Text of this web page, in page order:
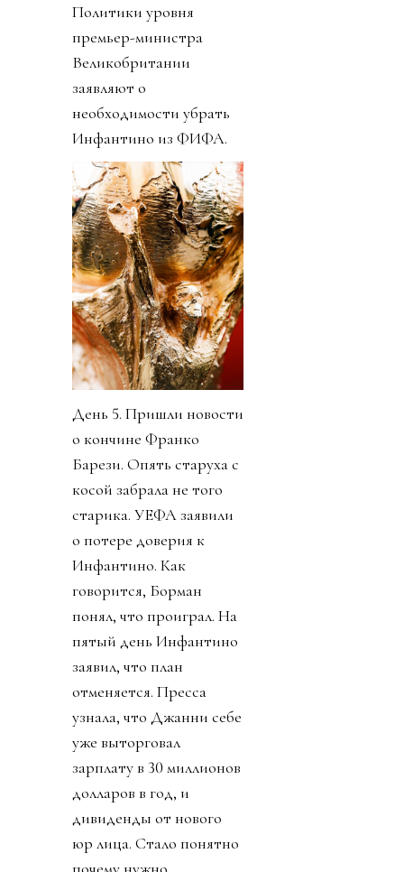
Политики уровня
премьер-министра
Великобритании
заявляют о
необходимости убрать
Инфантино из ФИФА.
День 5. Пришли новости
о кончине Франко
Барези. Опять старуха с
косой забрала не того
старика. УЕФА заявили
о потере доверия к
Инфантино. Как
говорится, Борман
понял, что проиграл. На
пятый день Инфантино
заявил, что план
отменяется. Пресса
узнала, что Джанни себе
уже выторговал
зарплату в 30 миллионов
долларов в год, и
дивиденды от нового
юр лица. Стало понятно